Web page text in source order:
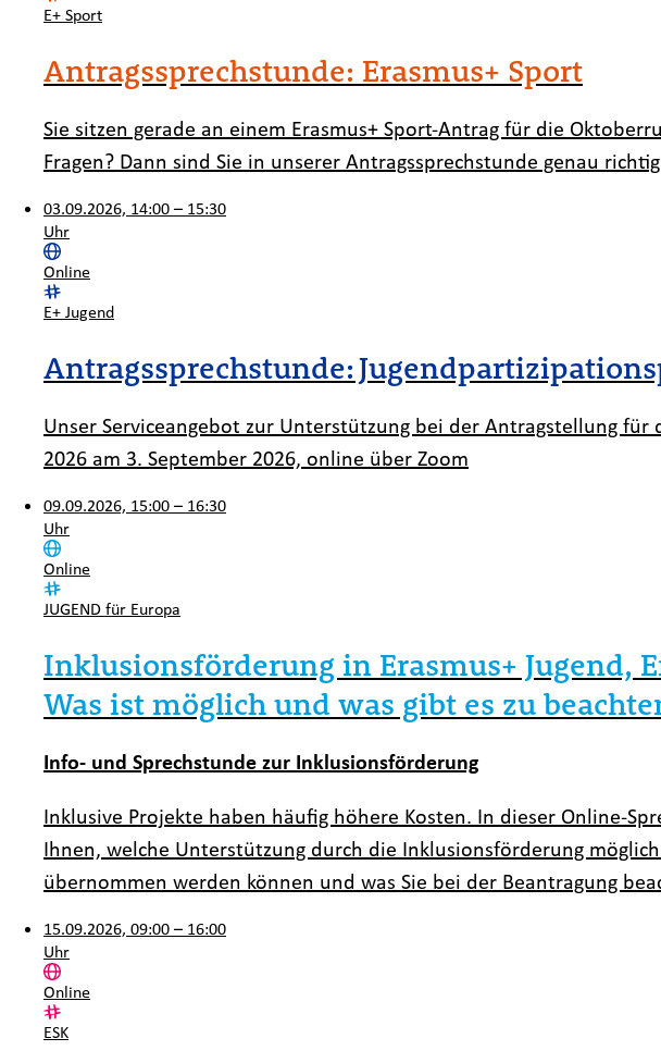
Kategorie:
E+ Sport
Antragssprechstunde: Erasmus+ Sport
Sie sitzen gerade an einem Erasmus+ Sport-Antrag für die
Fragen? Dann sind Sie in unserer Antragssprechstunde genau
03.09.2026, 14:00 – 15:30
Uhr
Ort:
Online
Kategorie:
E+ Jugend
Antragssprechstunde:
Unser Serviceangebot zur Unterstützung bei der Antragstellung
2026 am 3. September 2026, online über Zoom
09.09.2026, 15:00 – 16:30
Uhr
Ort:
Online
Kategorie:
JUGEND für Europa
Inklusionsförderung in Erasmus+ Jugend,
Was ist möglich und was gibt es zu
Info- und Sprechstunde zur Inklusionsförderung
Inklusive Projekte haben häufig höhere Kosten. In dieser Online-
Ihnen, welche Unterstützung durch die Inklusionsförderung
übernommen werden können und was Sie bei der Beantragung
15.09.2026, 09:00 – 16:00
Uhr
Ort:
Online
Kategorie:
ESK